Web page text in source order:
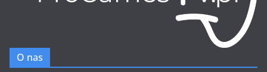
O nas